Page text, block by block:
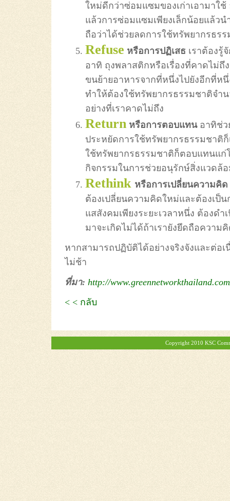
ใหม่ดีกว่าซ่อมแซมของเก่าเอามาใ
แล้วการซ่อมแซมเพียงเล็กน้อยแล้ว
ถือว่าได้ช่วยลดการใช้ทรัพยากรธร
Refuse หรือการปฏิเสธ เราต้องรู้
อาทิ ถุงพลาสติกหรือเรื่องที่คาดไม่ถึ
ขนย้ายอาหารจากที่หนึ่งไปยังอีกที่ห
ทำให้ต้องใช้ทรัพยากรธรรมชาติจำ
อย่างที่เราคาดไม่ถึง
Return หรือการตอบแทนอาทิช่ว
ประหยัดการใช้ทรัพยากรธรรมชาติ
ใช้ทรัพยากรธรรมชาติก็ตอบแทนแ
กิจกรรมในการช่วยอนุรักษ์สิ่งแวดล้อ
Rethink หรือการเปลี่ยนความคิด
ต้องเปลี่ยนความคิดใหม่และต้องเป็
แสสังคมเพียงระยะเวลาหนึ่ง ต้องด
มาจะเกิดไม่ได้ถ้าเรายังยึดถือความ
หากสามารถปฏิบัติได้อย่างจริงจังและต่อ
ไม่ช้า
ที่มา: http://
< < กลับ
Copyright 2010 KSC